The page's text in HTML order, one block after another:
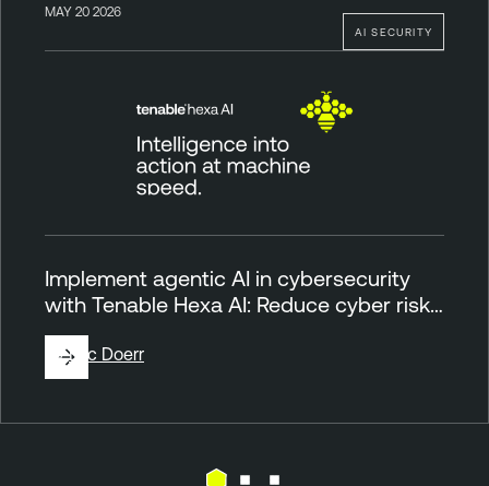
AI SECURITY
MAY 20 2026
Implement agentic AI in cybersecurity
with Tenable Hexa AI: Reduce cyber risk…
ByEric Doerr